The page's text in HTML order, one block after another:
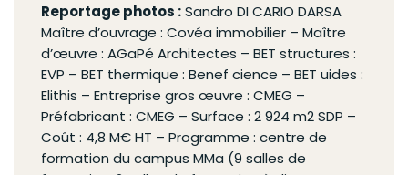
Reportage photos :Sandro DI CARIO DARSA
Maître d’ouvrage : Covéa immobilier – Maître
d’œuvre : AGaPé Architectes – BET structures :
EVP – BET thermique : Benef cience – BET uides :
Elithis – Entreprise gros œuvre : CMEG –
Préfabricant : CMEG – Surface : 2 924 m2 SDP –
Coût : 4,8 M€ HT – Programme : centre de
formation du campus MMa (9 salles de